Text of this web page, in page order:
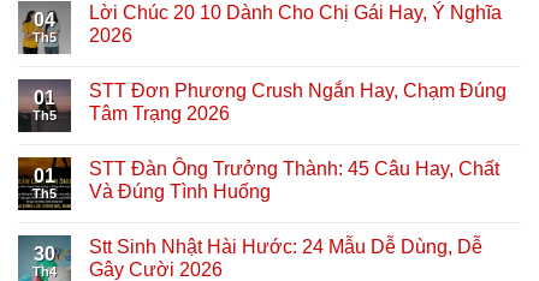
04
Th5
Lời Chúc 20 10 Dành Cho Chị Gái Hay, Ý Nghĩa
2026
01
Th5
STT Đơn Phương Crush Ngắn Hay, Chạm Đúng
Tâm Trạng 2026
01
Th5
STT Đàn Ông Trưởng Thành: 45 Câu Hay, Chất
Và Đúng Tình Huống
30
Th4
Stt Sinh Nhật Hài Hước: 24 Mẫu Dễ Dùng, Dễ
Gây Cười 2026